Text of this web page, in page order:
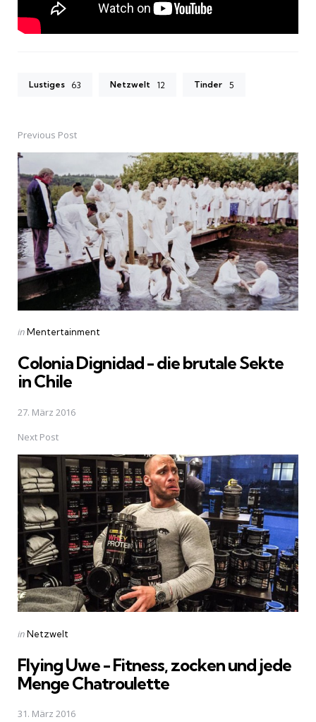
Lustiges 63 Netzwelt 12 Tinder 5
Post
navigation
Previous Post
Posted
inMentertainment
Colonia Dignidad - die brutale Sekte
in Chile
27. März 2016
Next Post
Posted
inNetzwelt
Flying Uwe - Fitness, zocken und jede
Menge Chatroulette
31. März 2016